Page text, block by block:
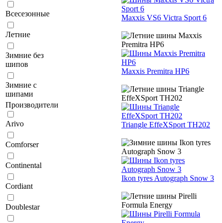
Всесезонные
Летние
Зимние без
шипов
Зимние с
шипами
Производители
Arivo
Comforser
Continental
Cordiant
Doublestar
Maxxis VS6 Victra Sport 6
Maxxis Premitra HP6
Triangle EffeXSport TH202
Ikon tyres Autograph Snow 3